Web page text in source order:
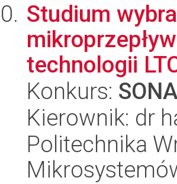
Studium
technologii
Konkurs:
Kierownik: dr
Politechnika